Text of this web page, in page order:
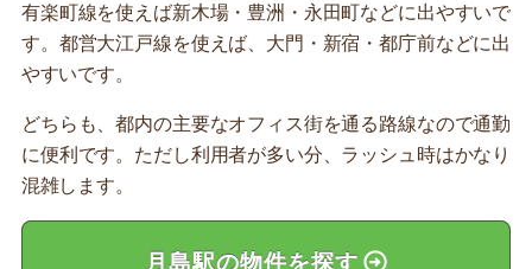
有楽町線を使えば新木場・豊洲・永田町などに出やすいで
す。都営大江戸線を使えば、大門・新宿・都庁前などに出
やすいです。
どちらも、都内の主要なオフィス街を通る路線なので通勤
に便利です。ただし利用者が多い分、ラッシュ時はかなり
混雑します。
月島駅の物件を探す